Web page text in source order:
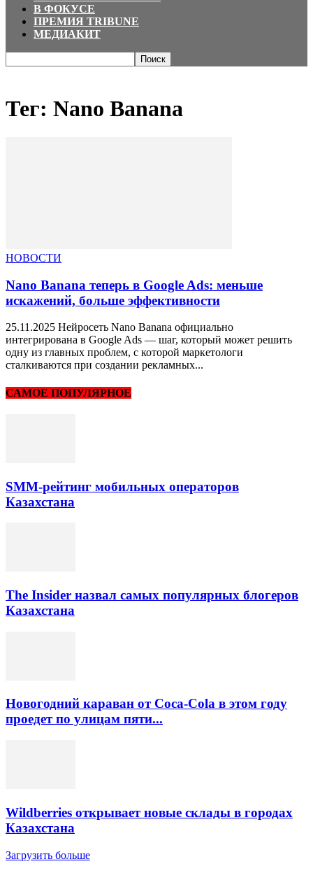
В ФОКУСЕ
ПРЕМИЯ TRIBUNE
МЕДИАКИТ
Тег: Nano Banana
НОВОСТИ
Nano Banana теперь в Google Ads: меньше
искажений, больше эффективности
25.11.2025 Нейросеть Nano Banana официально
интегрирована в Google Ads — шаг, который может решить
одну из главных проблем, с которой маркетологи
сталкиваются при создании рекламных...
САМОЕ ПОПУЛЯРНОЕ
SMM-рейтинг мобильных операторов
Казахстана
The Insider назвал самых популярных блогеров
Казахстана
Новогодний караван от Coca-Cola в этом году
проедет по улицам пяти...
Wildberries открывает новые склады в городах
Казахстана
Загрузить больше